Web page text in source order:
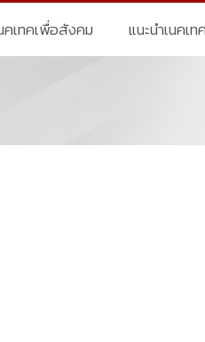
คเทคเพื่อสังคม แนะนำเนคเทค